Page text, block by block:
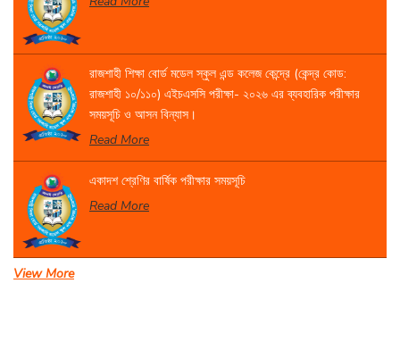
রাজশাহী শিক্ষা বোর্ড মডেল স্কুল এন্ড কলেজ কেন্দ্রে (কেন্দ্র কোড:
রাজশাহী ১০/১১০) এইচএসসি পরীক্ষা- ২০২৬ এর ব্যবহারিক পরীক্ষার
সময়সূচি ও আসন বিন্যাস।
Read More
একাদশ শ্রেণির বার্ষিক পরীক্ষার সময়সূচি
Read More
View More